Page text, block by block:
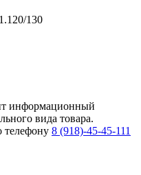
130
информационный
вида товара.
телефону 8 (918)-45-45-111